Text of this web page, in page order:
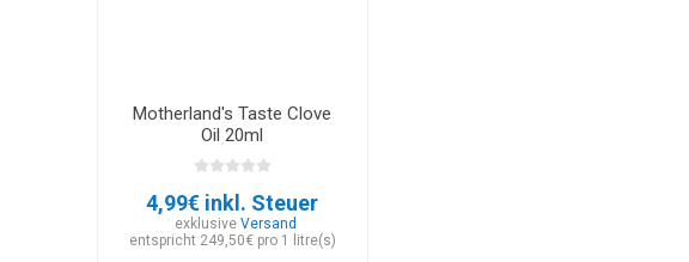
Motherland's Taste Clove
Oil 20ml
4,99€ inkl. Steuer
exklusive Versand
entspricht 249,50€ pro 1 litre(s)